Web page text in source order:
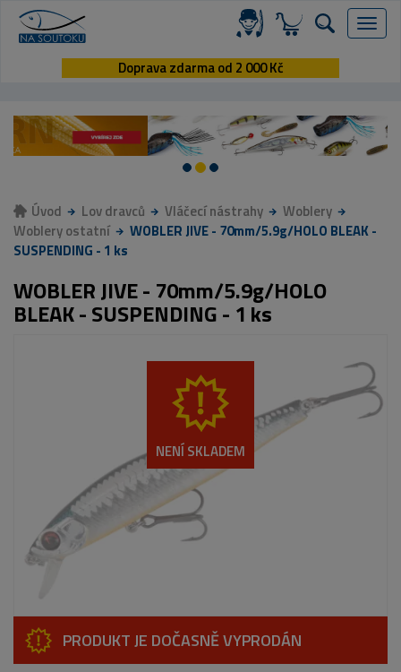
Menu
Doprava zdarma od 2 000 Kč
Úvod Lov dravců Vláčecí nástrahy
Woblery
Woblery ostatní
WOBLER JIVE - 70mm/5.9g/HOLO BLEAK -
SUSPENDING - 1 ks
WOBLER JIVE - 70mm/5.9g/HOLO
BLEAK - SUSPENDING - 1 ks
NENÍ SKLADEM
PRODUKT JE DOČASNĚ VYPRODÁN